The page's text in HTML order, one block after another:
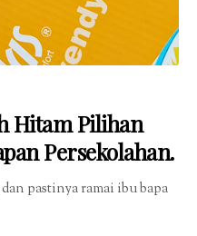
Hitam Pilihan
Persekolahan.
pastinya ramai ibu bapa